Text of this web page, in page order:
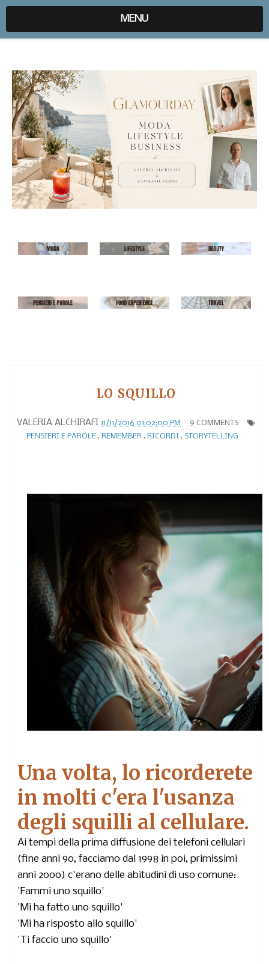
expr:lang=it;data:blog.locale
MENU
LO SQUILLO
VALERIA ALCHIRAFI 11/11/2016 01:02:00 PM
9 COMMENTS
PENSIERI E PAROLE , REMEMBER , RICORDI , STORYTELLING
Una volta, lo ricorderete
in molti c'era l'usanza
degli squilli al cellulare.
Ai tempi della prima diffusione dei telefoni cellulari
(fine anni 90, facciamo dal 1998 in poi, primissimi
anni 2000) c'erano delle abitudini di uso comune:
'Fammi uno squillo'
'Mi ha fatto uno squillo'
'Mi ha risposto allo squillo'
'Ti faccio uno squillo'